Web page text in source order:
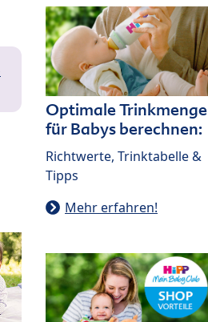
Optimale Trinkmenge
für Babys berechnen:
Richtwerte, Trinktabelle &
Tipps
Mehr erfahren!